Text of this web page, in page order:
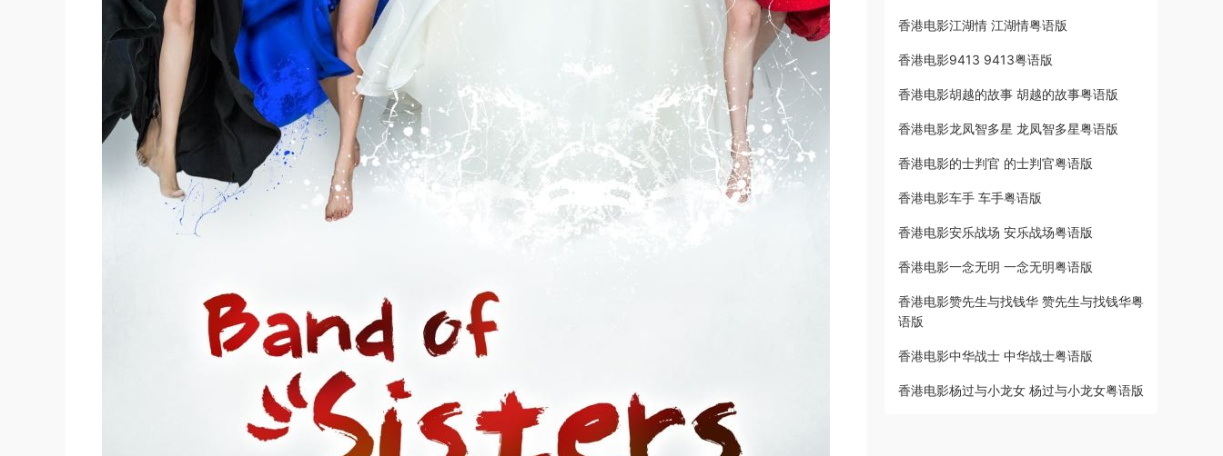
香港电影江湖情 江湖情粤语版
香港电影9413 9413粤语版
香港电影胡越的故事 胡越的故事粤语版
香港电影龙凤智多星 龙凤智多星粤语版
香港电影的士判官 的士判官粤语版
香港电影车手 车手粤语版
香港电影安乐战场 安乐战场粤语版
香港电影一念无明 一念无明粤语版
香港电影赞先生与找钱华 赞先生与找钱华粤
语版
香港电影中华战士 中华战士粤语版
香港电影杨过与小龙女 杨过与小龙女粤语版